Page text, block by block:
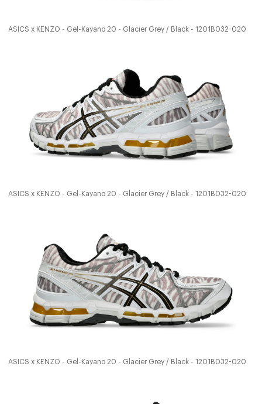
ASICS x KENZO - Gel-Kayano 20 - Glacier Grey / Black - 1201B032-020
ASICS x KENZO - Gel-Kayano 20 - Glacier Grey / Black - 1201B032-020
ASICS x KENZO - Gel-Kayano 20 - Glacier Grey / Black - 1201B032-020